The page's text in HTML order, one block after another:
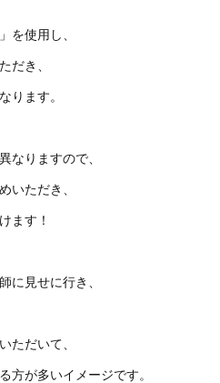
を使用し、
だき、
ります。
なりますので、
いただき、
ます！
に見せに行き、
ただいて、
方が多いイメージです。